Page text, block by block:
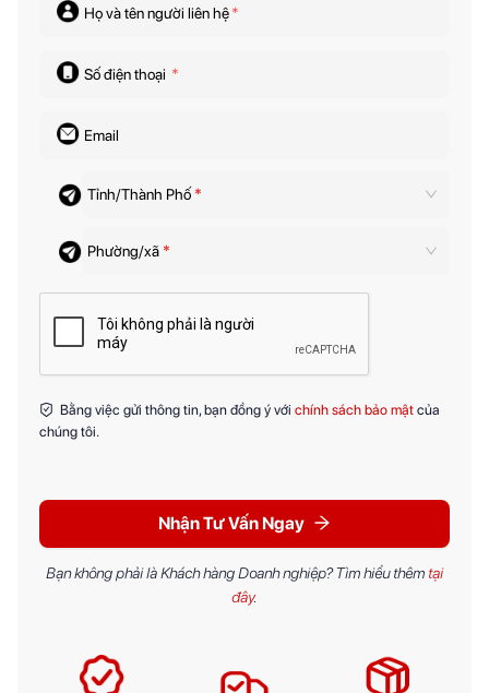
Họ và tên người liên hệ*
Số điện thoại *
Email
Tỉnh/Thành Phố *
Phường/xã *
Bằng việc gửi thông tin, bạn đồng ý với chính sách bảo mật của
chúng tôi.
Nhận Tư Vấn Ngay
Bạn không phải là Khách hàng Doanh nghiệp? Tìm hiểu thêm tại
đây.